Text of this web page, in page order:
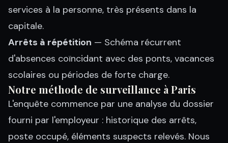
services à la personne, très présents dans la
capitale.
Arrêts à répétition — Schéma récurrent
d'absences coïncidant avec des ponts, vacances
scolaires ou périodes de forte charge.
Notre méthode de surveillance à Paris
L'enquête commence par une analyse du dossier
fourni par l'employeur : historique des arrêts,
poste occupé, éléments suspects relevés. Nous